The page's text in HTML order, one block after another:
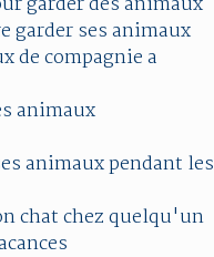
garder ses animaux
de compagnie a
animaux
animaux pendant les
chat chez quelqu'un